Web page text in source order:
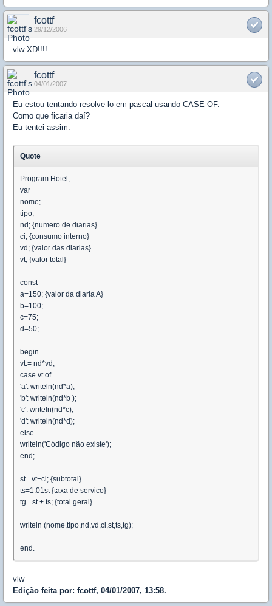
fcottf
29/12/2006
vlw XD!!!!
fcottf
04/01/2007
Eu estou tentando resolve-lo em pascal usando CASE-OF.
Como que ficaria daí?
Eu tentei assim:
Quote
Program Hotel;
var
nome;
tipo;
nd; {numero de diarias}
ci; {consumo interno}
vd; {valor das diarias}
vt; {valor total}
const
a=150; {valor da diaria A}
b=100;
c=75;
d=50;
begin
vt:= nd*vd;
case vt of
'a': writeln(nd*a);
'b': writeln(nd*b );
'c': writeln(nd*c);
'd': writeln(nd*d);
else
writeln('Código não existe');
end;
st= vt+ci; {subtotal}
ts=1.01st {taxa de servico}
tg= st + ts; {total geral}
writeln (nome,tipo,nd,vd,ci,st,ts,tg);
end.
vlw
Edição feita por: fcottf, 04/01/2007, 13:58.